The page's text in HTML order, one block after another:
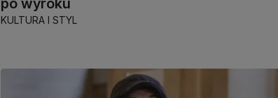
po wyroku
KULTURA I STYL